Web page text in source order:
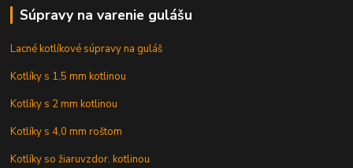
Súpravy na varenie gulášu
Lacné kotlíkové súpravy na guláš
Kotlíky s 1,5 mm kotlinou
Kotlíky s 2 mm kotlinou
Kotlíky s 4,0 mm roštom
Kotlíky so žiaruvzdor. kotlinou